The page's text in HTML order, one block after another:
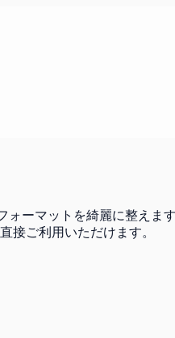
ォーマットを綺麗に整えま
接ご利用いただけます。